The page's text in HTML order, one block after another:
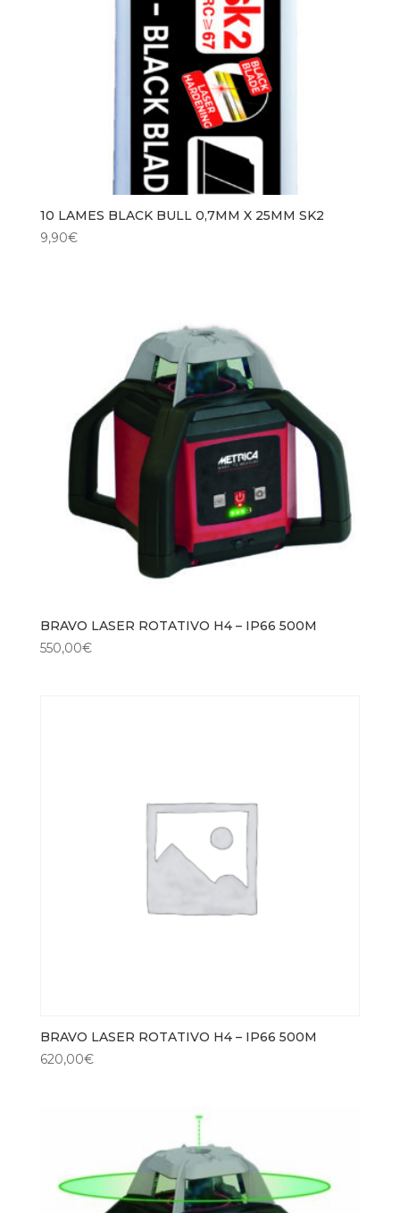
10 LAMES BLACK BULL 0,7MM X 25MM SK2
9,90€
BRAVO LASER ROTATIVO H4 – IP66 500M
550,00€
BRAVO LASER ROTATIVO H4 – IP66 500M
620,00€